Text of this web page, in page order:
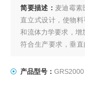
简要描述： 麦迪霉素
直立式设计，使物
和流体力学要求，增
符合生产要求，垂
产品型号：GRS2000